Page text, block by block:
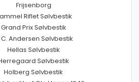
Frijsenborg
Riflet Sølvbestik
Grand Prix Sølvbestik
C. Andersen Sølvbestik
Hellas Sølvbestik
Sølvbestik
Holberg Sølvbestik